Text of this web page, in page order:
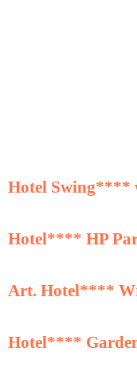
Hotel Swing****
Hotel**** HP
Art. Hotel****
Hotel****